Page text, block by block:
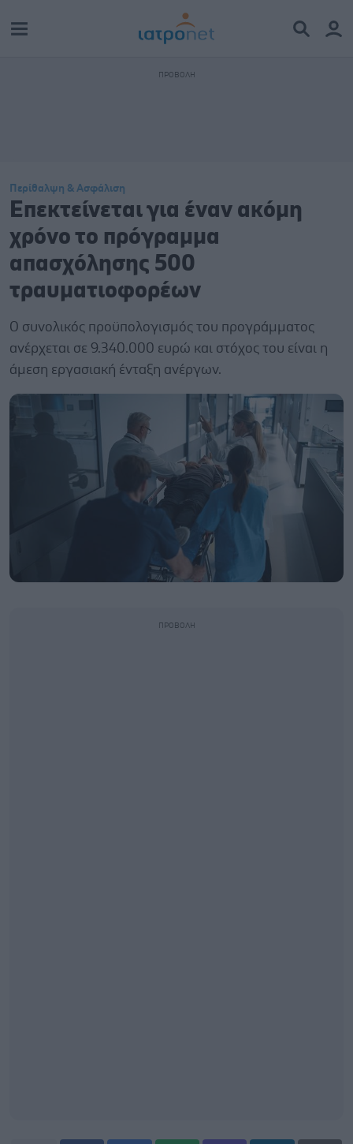
Περίθαλψη & Ασφάλιση
Επεκτείνεται για έναν ακόμη
χρόνο το πρόγραμμα
απασχόλησης 500
τραυματιοφορέων
Ο συνολικός προϋπολογισμός του προγράμματος
ανέρχεται σε 9.340.000 ευρώ και στόχος του είναι η
άμεση εργασιακή ένταξη ανέργων.